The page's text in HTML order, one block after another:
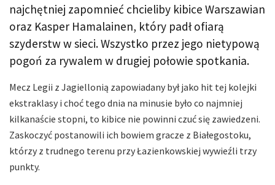
najchętniej zapomnieć chcieliby kibice Warszawian
oraz Kasper Hamalainen, który padł ofiarą
szyderstw w sieci. Wszystko przez jego nietypową
pogoń za rywalem w drugiej połowie spotkania.
Mecz Legii z Jagiellonią zapowiadany był jako hit tej kolejki
ekstraklasy i choć tego dnia na minusie było co najmniej
kilkanaście stopni, to kibice nie powinni czuć się zawiedzeni.
Zaskoczyć postanowili ich bowiem gracze z Białegostoku,
którzy z trudnego terenu przy Łazienkowskiej wywieźli trzy
punkty.